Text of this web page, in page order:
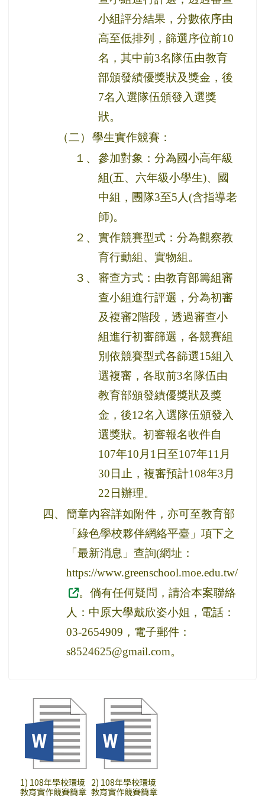
小組評分結果，分數依序由
高至低排列，篩選序位前10
名，其中前3名隊伍由教育
部頒發績優獎狀及獎金，後
7名入選隊伍頒發入選獎
狀。
（二） 學生實作競賽：
１、 參加對象：分為國小高年級
組(五、六年級小學生)、國
中組，團隊3至5人(含指導老
師)。
２、 實作競賽型式：分為觀察教
育行動組、實物組。
３、 審查方式：由教育部籌組審
查小組進行評選，分為初審
及複審2階段，透過審查小
組進行初審篩選，各競賽組
別依競賽型式各篩選15組入
選複審，各取前3名隊伍由
教育部頒發績優獎狀及獎
金，後12名入選隊伍頒發入
選獎狀。初審報名收件自
107年10月1日至107年11月
30日止，複審預計108年3月
22日辦理。
四、 簡章內容詳如附件，亦可至教育部
「綠色學校夥伴網絡平臺」項下之
「最新消息」查詢(網址：
https://www.greenschool.moe.edu.tw/
。倘有任何疑問，請洽本案聯絡
人：中原大學戴欣姿小姐，電話：
03-2654909，電子郵件：
s8524625@gmail.com。
1) 108年學校環境
教育實作競賽簡章
2) 108年學校環境
教育實作競賽簡章